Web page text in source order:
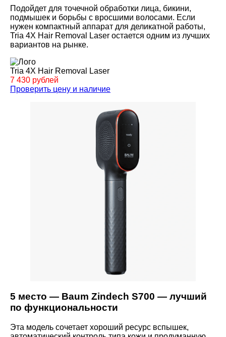
Подойдет для точечной обработки лица, бикини,
подмышек и борьбы с вросшими волосами. Если
нужен компактный аппарат для деликатной работы,
Tria 4X Hair Removal Laser остается одним из лучших
вариантов на рынке.
Tria 4X Hair Removal Laser
7 430 рублей
Проверить цену и наличие
5 место — Baum Zindech S700 — лучший
по функциональности
Эта модель сочетает хороший ресурс вспышек,